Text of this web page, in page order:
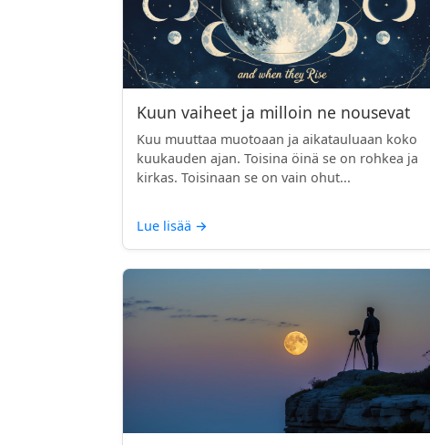
Kuun vaiheet ja milloin ne nousevat
Kuu muuttaa muotoaan ja aikatauluaan koko
kuukauden ajan. Toisina öinä se on rohkea ja
kirkas. Toisinaan se on vain ohut...
Lue lisää →